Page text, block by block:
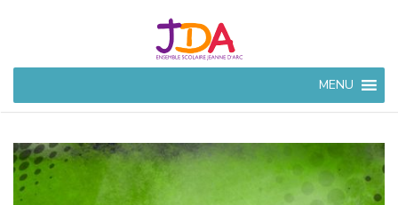
D'ARC
Ensemble Scolaire à
MENU